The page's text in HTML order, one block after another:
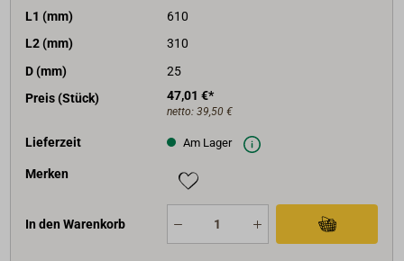
L1 (mm)
610
L2 (mm)
310
D (mm)
25
Preis (Stück)
47,01 €*
netto: 39,50 €
Lieferzeit Am Lager
Merken
In den Warenkorb